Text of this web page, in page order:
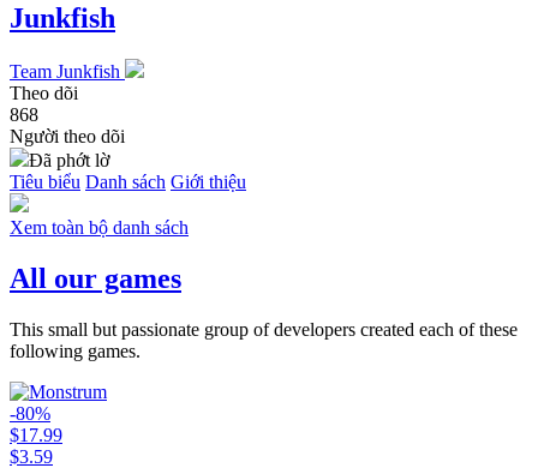
Junkfish
Team Junkfish
Theo dõi
868
Người theo dõi
Đã phớt lờ
Tiêu biểu Danh sách Giới thiệu
Xem toàn bộ danh sách
All our games
This small but passionate group of developers created each of these
following games.
-80%
$17.99
$3.59